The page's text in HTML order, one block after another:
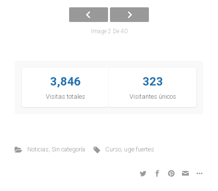
Image 2 De 40
3,846
Visitas totales
323
Visitantes únicos
Noticias, Sin categoría Curso, uge fuertes